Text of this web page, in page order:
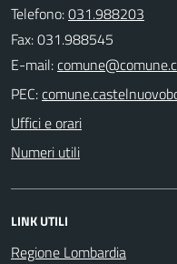
Telefono:031.988203
Fax: 031.988545
E-mail:
PEC:
Uffici e orari
Numeri utili
LINK UTILI
Regione Lombardia